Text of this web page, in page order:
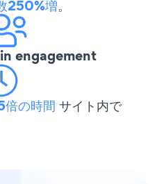
250%増。
in engagement
の時間 サイト内で